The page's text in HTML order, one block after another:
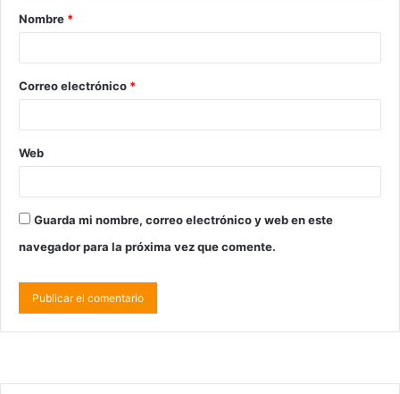
Nombre *
Correo electrónico *
Web
Guarda mi nombre, correo electrónico y web en este
navegador para la próxima vez que comente.